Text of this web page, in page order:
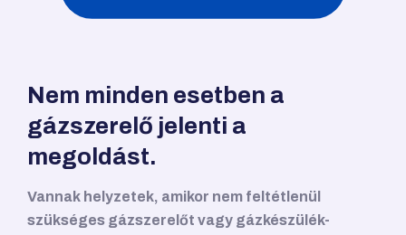
Nem minden esetben a
gázszerelő jelenti a
megoldást.
Vannak helyzetek, amikor nem feltétlenül
szükséges gázszerelőt vagy gázkészülék-